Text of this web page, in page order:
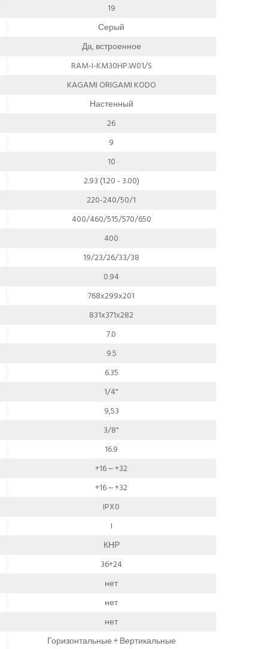
19
Серый
Да, встроенное
RAM-I-KM30HP.W01/S
KAGAMI ORIGAMI KODO
Настенный
26
9
10
2.93 (1.20 - 3.00)
220-240/50/1
400/460/515/570/650
400
19/23/26/33/38
0.94
768x299x201
831x371x282
7.0
9.5
6.35
1/4"
9,53
3/8"
16.9
+16 ~ +32
+16 ~ +32
IPX0
I
КНР
36+24
нет
нет
нет
Горизонтальные + Вертикальные